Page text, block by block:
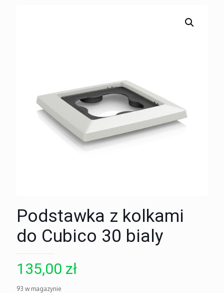
Podstawka z kolkami
do Cubico 30 bialy
135,00 zł
93 w magazynie